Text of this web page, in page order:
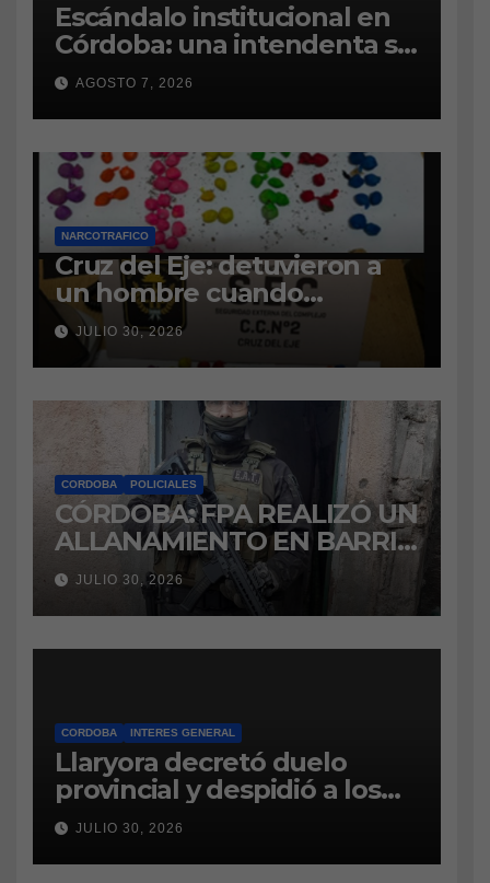
Escándalo institucional en
Córdoba: una intendenta se
atrinchera en el municipio y
se niega a dejar el cargo
AGOSTO 7, 2026
NARCOTRAFICO
Cruz del Eje: detuvieron a
un hombre cuando
intentaba ingresar
marihuana a la cárcel
JULIO 30, 2026
CORDOBA POLICIALES
CÓRDOBA: FPA REALIZÓ UN
ALLANAMIENTO EN BARRIO
VILLA BOEDO
RELACIONADO CON UNA
CAUSA DE DROGAS EN LA
CÁRCEL DE BOUWER
JULIO 30, 2026
CORDOBA INTERES GENERAL
Llaryora decretó duelo
provincial y despidió a los
bomberos cordobeses
fallecidos en la tragedia
aérea de San Juan
JULIO 30, 2026